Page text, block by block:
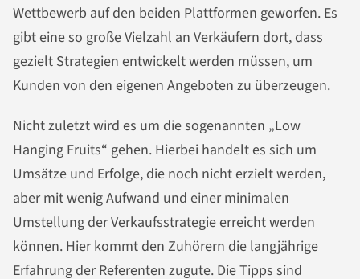
Wettbewerb auf den beiden Plattformen geworfen. Es
gibt eine so große Vielzahl an Verkäufern dort, dass
gezielt Strategien entwickelt werden müssen, um
Kunden von den eigenen Angeboten zu überzeugen.
Nicht zuletzt wird es um die sogenannten „Low
Hanging Fruits“ gehen. Hierbei handelt es sich um
Umsätze und Erfolge, die noch nicht erzielt werden,
aber mit wenig Aufwand und einer minimalen
Umstellung der Verkaufsstrategie erreicht werden
können. Hier kommt den Zuhörern die langjährige
Erfahrung der Referenten zugute. Die Tipps sind